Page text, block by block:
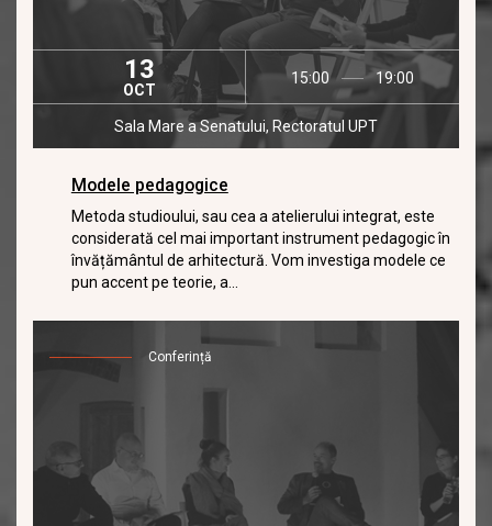
13
OCT
15:00 19:00
Sala Mare a Senatului, Rectoratul UPT
Modele pedagogice
Metoda studioului, sau cea a atelierului integrat, este
considerată cel mai important instrument pedagogic în
învățământul de arhitectură. Vom investiga modele ce
pun accent pe teorie, a...
Conferință